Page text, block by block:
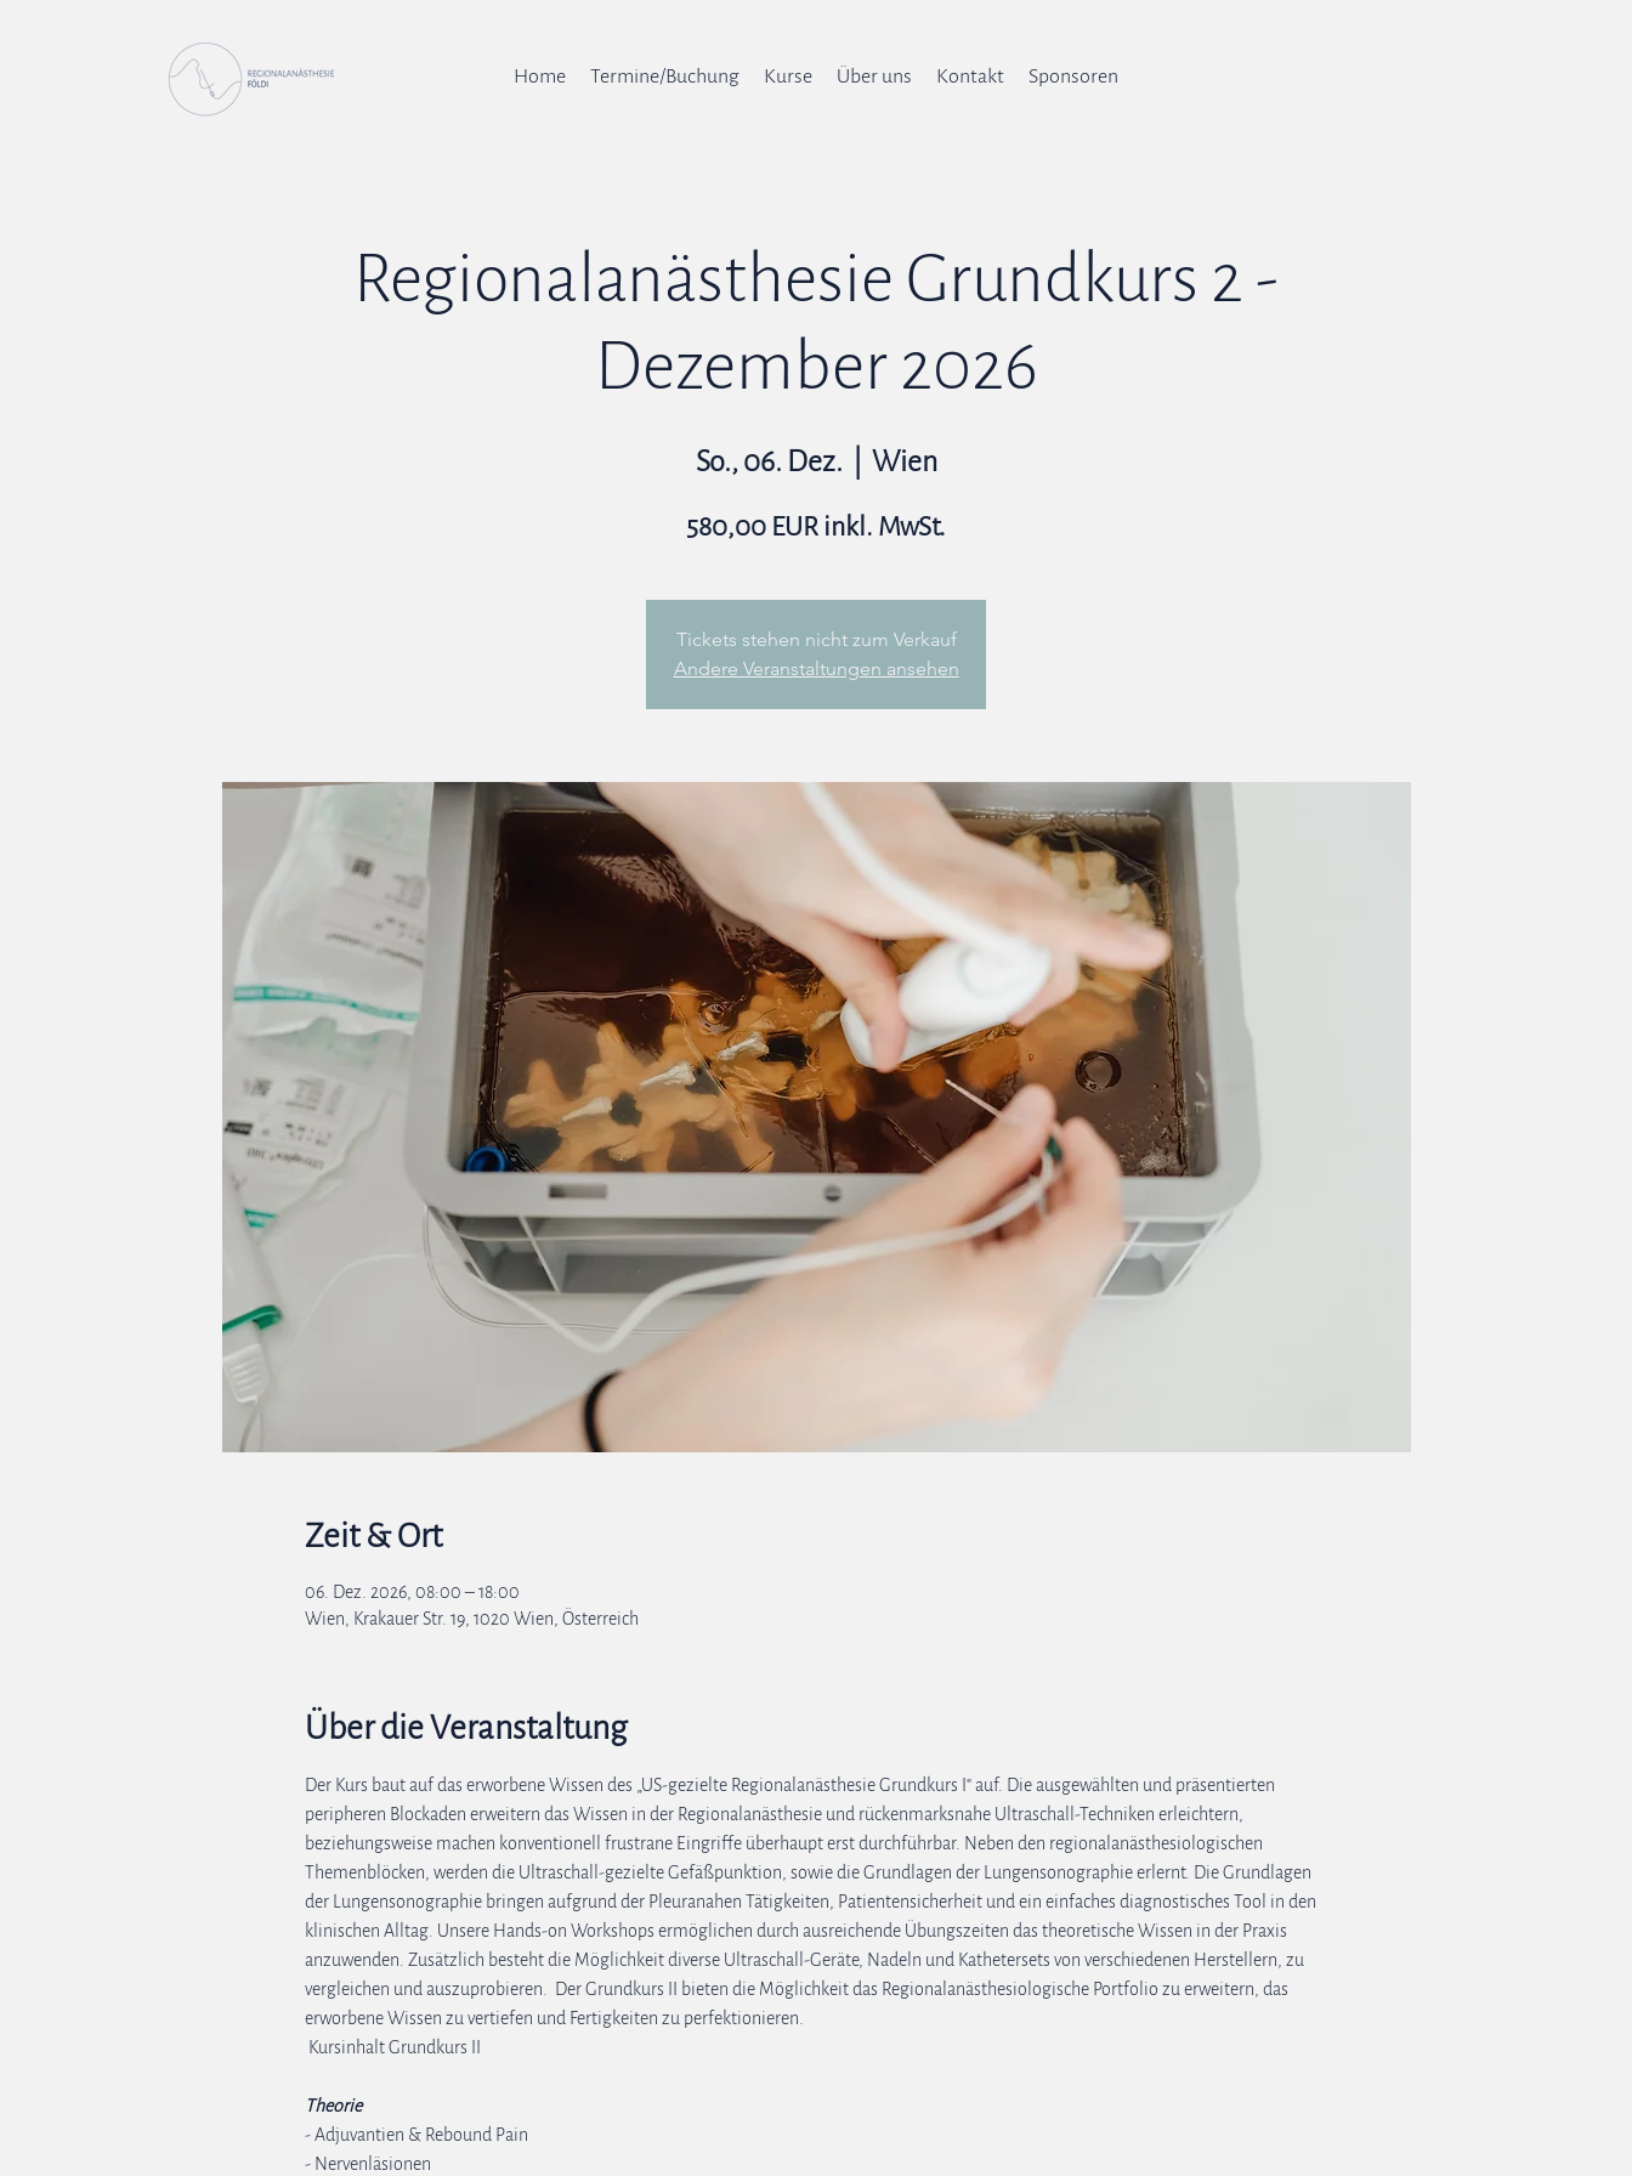
Home Termine/Buchung Kurse Über uns Kontakt Sponsoren
Regionalanästhesie Grundkurs 2 -
Dezember 2026
So., 06. Dez. Wien
580,00 EUR inkl. MwSt.
Tickets stehen nicht zum Verkauf
Andere Veranstaltungen ansehen
Zeit & Ort
06. Dez. 2026, 08:00 – 18:00
Wien, Krakauer Str. 19, 1020 Wien, Österreich
Über die Veranstaltung
Der Kurs baut auf das erworbene Wissen des „US-gezielte Regionalanästhesie Grundkurs I“ auf. Die ausgewählten und präsentierten
peripheren Blockaden erweitern das Wissen in der Regionalanästhesie und rückenmarksnahe Ultraschall-Techniken erleichtern,
beziehungsweise machen konventionell frustrane Eingriffe überhaupt erst durchführbar. Neben den regionalanästhesiologischen
Themenblöcken, werden die Ultraschall-gezielte Gefäßpunktion, sowie die Grundlagen der Lungensonographie erlernt. Die Grundlagen
der Lungensonographie bringen aufgrund der Pleuranahen Tätigkeiten, Patientensicherheit und ein einfaches diagnostisches Tool in den
klinischen Alltag. Unsere Hands-on Workshops ermöglichen durch ausreichende Übungszeiten das theoretische Wissen in der Praxis
anzuwenden. Zusätzlich besteht die Möglichkeit diverse Ultraschall-Geräte, Nadeln und Kathetersets von verschiedenen Herstellern, zu
vergleichen und auszuprobieren.  Der Grundkurs II bieten die Möglichkeit das Regionalanästhesiologische Portfolio zu erweitern, das
erworbene Wissen zu vertiefen und Fertigkeiten zu perfektionieren.
Kursinhalt Grundkurs II
Theorie
- Adjuvantien & Rebound Pain
- Nervenläsionen